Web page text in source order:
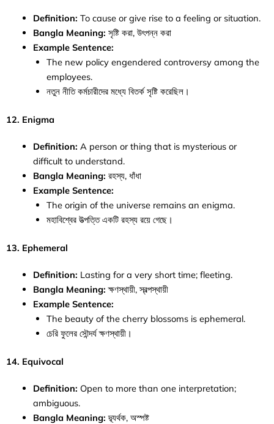
Definition: To cause or give rise to a feeling or situation.
Bangla Meaning: সৃষ্টি করা, উৎপন্ন করা
Example Sentence:
The new policy engendered controversy among the
employees.
নতুন নীতি কর্মচারীদের মধ্যে বিতর্ক সৃষ্টি করেছিল।
12. Enigma
Definition: A person or thing that is mysterious or
difficult to understand.
Bangla Meaning: রহস্য, ধাঁধা
Example Sentence:
The origin of the universe remains an enigma.
মহাবিশ্বের উত্পত্তি একটি রহস্য রয়ে গেছে।
13. Ephemeral
Definition: Lasting for a very short time; fleeting.
Bangla Meaning: ক্ষণস্থায়ী, স্বল্পস্থায়ী
Example Sentence:
The beauty of the cherry blossoms is ephemeral.
চেরি ফুলের সৌন্দর্য ক্ষণস্থায়ী।
14. Equivocal
Definition: Open to more than one interpretation;
ambiguous.
Bangla Meaning: দ্ব্যর্থক, অস্পষ্ট